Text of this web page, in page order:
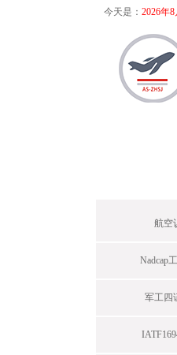
今天是： 2026年
航空
Nadcap
军工四